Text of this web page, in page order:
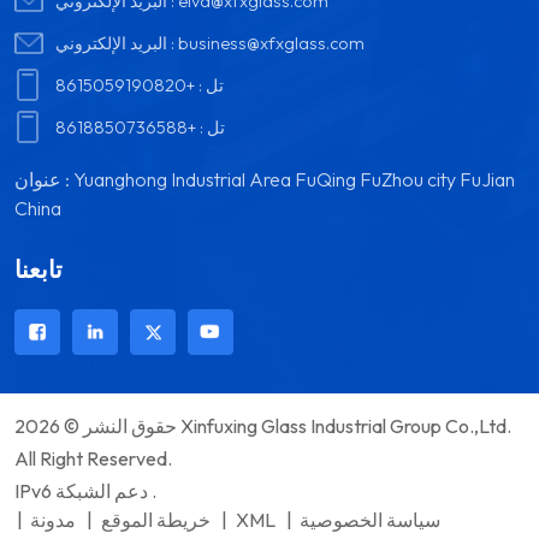
البريد الإلكتروني :business@xfxglass.com
تل : +8615059190820
تل : +8618850736588
عنوان : Yuanghong Industrial Area FuQing FuZhou city FuJian
China
تابعنا
حقوق النشر © 2026 Xinfuxing Glass Industrial Group Co.,Ltd.
All Right Reserved.
IPv6 دعم الشبكة .
| مدونة | خريطة الموقع | XML | سياسة الخصوصية